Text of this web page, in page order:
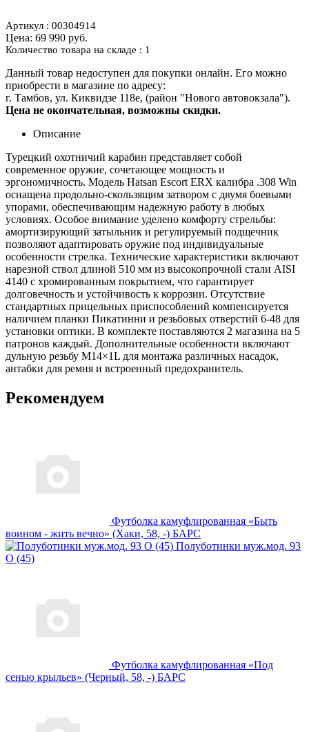
Артикул : 00304914
Цена: 69 990 руб.
Количество товара на складе : 1
Данный товар недоступен для покупки онлайн. Его можно
приобрести в магазине по адресу:
г. Тамбов, ул. Киквидзе 118е, (район "Нового автовокзала").
Цена не окончательная, возможны скидки.
Описание
Турецкий охотничий карабин представляет собой
современное оружие, сочетающее мощность и
эргономичность. Модель Hatsan Escort ERX калибра .308 Win
оснащена продольно-скользящим затвором с двумя боевыми
упорами, обеспечивающим надежную работу в любых
условиях. Особое внимание уделено комфорту стрельбы:
амортизирующий затыльник и регулируемый подщечник
позволяют адаптировать оружие под индивидуальные
особенности стрелка. Технические характеристики включают
нарезной ствол длиной 510 мм из высокопрочной стали AISI
4140 с хромированным покрытием, что гарантирует
долговечность и устойчивость к коррозии. Отсутствие
стандартных прицельных приспособлений компенсируется
наличием планки Пикатинни и резьбовых отверстий 6-48 для
установки оптики. В комплекте поставляются 2 магазина на 5
патронов каждый. Дополнительные особенности включают
дульную резьбу М14×1L для монтажа различных насадок,
антабки для ремня и встроенный предохранитель.
Рекомендуем
Футболка камуфлированная «Быть
воином - жить вечно» (Хаки, 58, -) БАРС
Полуботинки муж.мод. 93
О (45)
Футболка камуфлированная «Под
сенью крыльев» (Черный, 58, -) БАРС